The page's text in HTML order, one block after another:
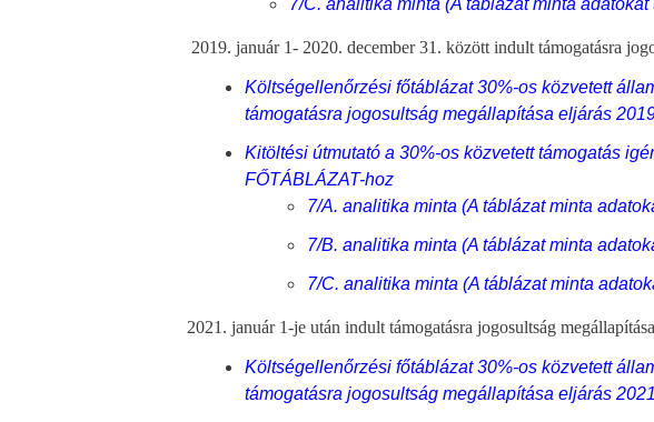
7/C. analitika minta (A táblázat minta
2019. január 1- 2020. december 31. között indult támogatásra
Költségellenőrzési főtáblázat 30%-os közvetett
támogatásra jogosultság megállapítása eljárás
Kitöltési útmutató a 30%-os közvetett támogatás
FŐTÁBLÁZAT-hoz
7/A. analitika minta (A táblázat minta
7/B. analitika minta (A táblázat minta
7/C. analitika minta (A táblázat minta
2021. január 1-je után indult támogatásra jogosultság
Költségellenőrzési főtáblázat 30%-os közvetett
támogatásra jogosultság megállapítása eljárás